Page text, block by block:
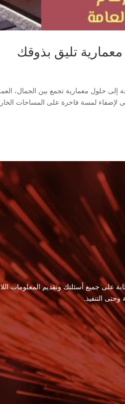
تليق بذوقك
حلول معمارية تجمع بين الجمال،
لإضفاء لمسة فاخرة على المساحات
على جميع أسئلتك وتقديم المعلومات
التنفيذ.